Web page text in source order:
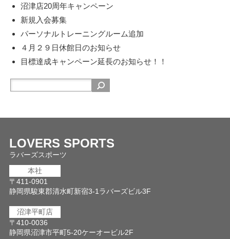
沼津店20周年キャンペーン
新規入会募集
パーソナルトレーニングルーム追加
４月２９日休館日のお知らせ
目標達成キャンペーン延長のお知らせ！！
LOVERS SPORTS
ラバーズスポーツ
本社
〒411-0901
静岡県駿東郡清水町新宿3-1ラバーズビル3F
沼津平町店
〒410-0036
静岡県沼津市平町5-20ケーオービル2F